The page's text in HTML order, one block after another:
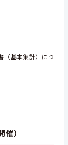
（基本集計）につ
）